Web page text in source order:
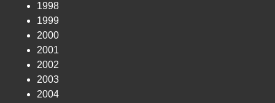
1998
1999
2000
2001
2002
2003
2004